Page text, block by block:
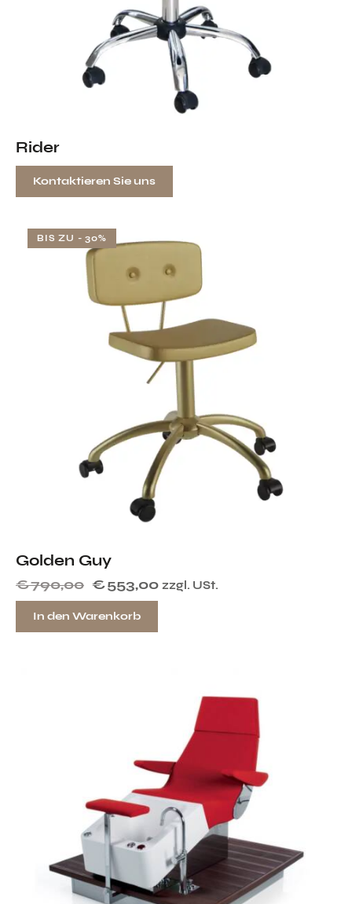
Rider
Kontaktieren Sie uns
BIS ZU - 30%
Golden Guy
€790,00 €553,00 zzgl. USt.
In den Warenkorb